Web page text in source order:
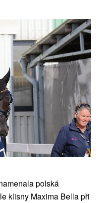
polská
klisny Maxima Bella při